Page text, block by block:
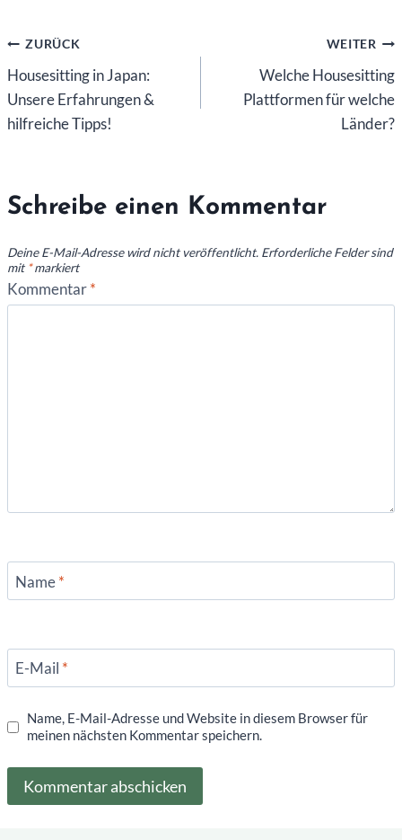
Beitragsnavigation
ZURÜCK
Housesitting in Japan:
Unsere Erfahrungen &
hilfreiche Tipps!
WEITER
Welche Housesitting
Plattformen für welche
Länder?
Schreibe einen Kommentar
Deine E-Mail-Adresse wird nicht veröffentlicht. Erforderliche Felder sind
mit*markiert
Kommentar*
Name*
E-Mail *
Name, E-Mail-Adresse und Website in diesem Browser für
meinen nächsten Kommentar speichern.